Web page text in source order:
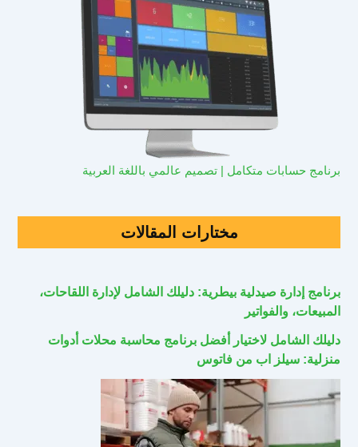
برنامج حسابات متكامل | تصميم عالمي باللغة العربية
مختارات المقالات
برنامج إدارة صيدلية بيطرية: دليلك الشامل لإدارة اللقاحات،
المبيعات، والفواتير
دليلك الشامل لاختيار أفضل برنامج محاسبة محلات أدوات
منزلية: سيلز اب من فاتوس